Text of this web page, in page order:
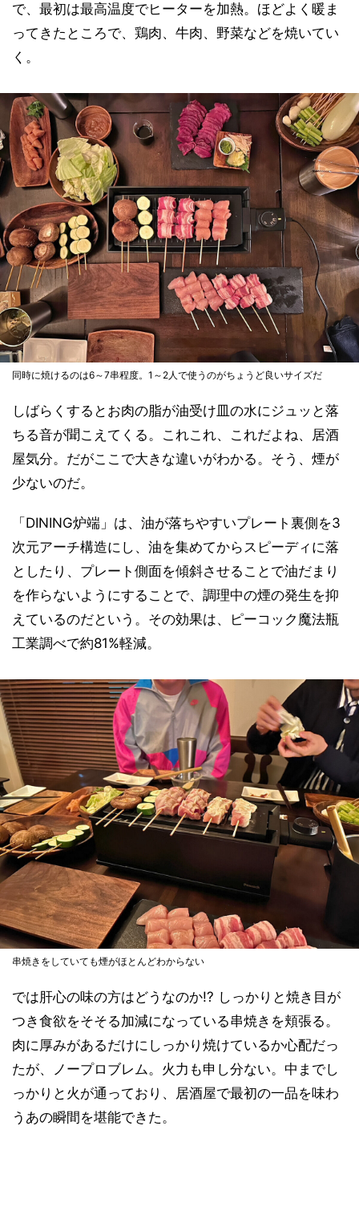
で、最初は最高温度でヒーターを加熱。ほどよく暖ま
ってきたところで、鶏肉、牛肉、野菜などを焼いてい
く。
同時に焼けるのは6～7串程度。1～2人で使うのがちょうど良いサイズだ
しばらくするとお肉の脂が油受け皿の水にジュッと落
ちる音が聞こえてくる。これこれ、これだよね、居酒
屋気分。だがここで大きな違いがわかる。そう、煙が
少ないのだ。
「DINING炉端」は、油が落ちやすいプレート裏側を3
次元アーチ構造にし、油を集めてからスピーディに落
としたり、プレート側面を傾斜させることで油だまり
を作らないようにすることで、調理中の煙の発生を抑
えているのだという。その効果は、ピーコック魔法瓶
工業調べで約81%軽減。
串焼きをしていても煙がほとんどわからない
では肝心の味の方はどうなのか!? しっかりと焼き目が
つき食欲をそそる加減になっている串焼きを頬張る。
肉に厚みがあるだけにしっかり焼けているか心配だっ
たが、ノープロブレム。火力も申し分ない。中までし
っかりと火が通っており、居酒屋で最初の一品を味わ
うあの瞬間を堪能できた。